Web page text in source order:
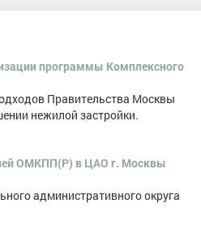
программы Комплексного
Правительства Москвы
нежилой застройки.
ОМКПП(Р) в ЦАО г. Москвы
административного округа